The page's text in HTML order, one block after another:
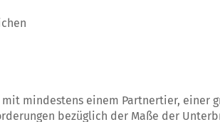
mindestens einem Partnertier, einer
bezüglich der Maße der